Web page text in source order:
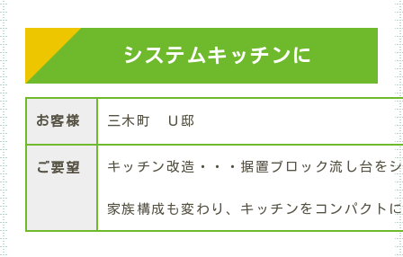
システムキッチンに
お客様 三木町 Ｕ邸
ご要望 キッチン改造・・・据置ブロック流し台を
家族構成も変わり、キッチンをコンパクト